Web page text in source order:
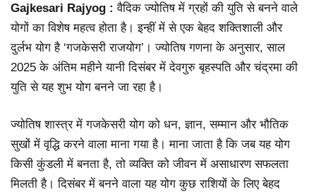
Gajkesari Rajyog : वैदिक ज्योतिष में ग्रहों की युति से बनने वाले
योगों का विशेष महत्व होता है। इन्हीं में से एक बेहद शक्तिशाली और
दुर्लभ योग है ‘गजकेसरी राजयोग’। ज्योतिष गणना के अनुसार, साल
2025 के अंतिम महीने यानी दिसंबर में देवगुरु बृहस्पति और चंद्रमा की
युति से यह शुभ योग बनने जा रहा है।
ज्योतिष शास्त्र में गजकेसरी योग को धन, ज्ञान, सम्मान और भौतिक
सुखों में वृद्धि करने वाला माना गया है। माना जाता है कि जब यह योग
किसी कुंडली में बनता है, तो व्यक्ति को जीवन में असाधारण सफलता
मिलती है। दिसंबर में बनने वाला यह योग कुछ राशियों के लिए बेहद